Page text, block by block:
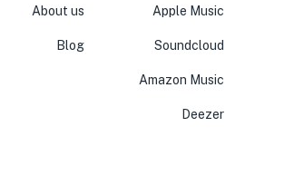
Apple Music
Soundcloud
Amazon Music
Deezer
About us
Blog